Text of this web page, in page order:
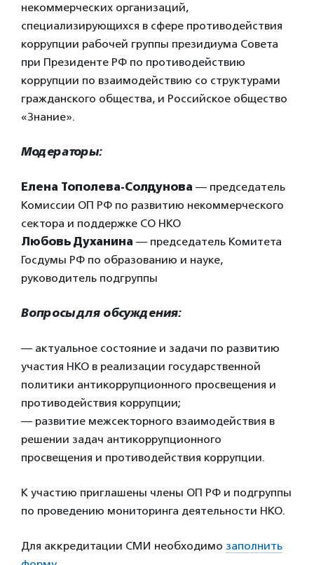
некоммерческих организаций,
специализирующихся в сфере противодействия
коррупции рабочей группы президиума Совета
при Президенте РФ по противодействию
коррупции по взаимодействию со структурами
гражданского общества, и Российское общество
«Знание».
Модераторы:
Елена Тополева-Солдунова — председатель
Комиссии ОП РФ по развитию некоммерческого
сектора и поддержке СО НКО
Любовь Духанина — председатель Комитета
Госдумы РФ по образованию и науке,
руководитель подгруппы
Вопросы для обсуждения:
— актуальное состояние и задачи по развитию
участия НКО в реализации государственной
политики антикоррупционного просвещения и
противодействия коррупции;
— развитие межсекторного взаимодействия в
решении задач антикоррупционного
просвещения и противодействия коррупции.
К участию приглашены члены ОП РФ и подгруппы
по проведению мониторинга деятельности НКО.
Для аккредитации СМИ необходимо заполнить